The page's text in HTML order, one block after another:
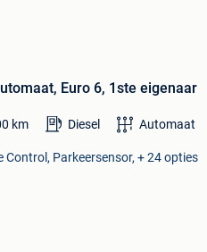
Euro 6, 1ste eigenaar
km Diesel Automaat
Control, Parkeersensor, + 24 opties